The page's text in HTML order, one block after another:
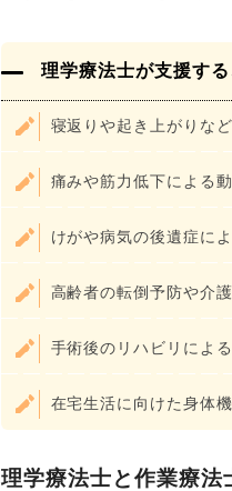
理学療法士が支援する
寝返りや起き上がりな
痛みや筋力低下による
けがや病気の後遺症に
高齢者の転倒予防や介
手術後のリハビリによ
在宅生活に向けた身体
理学療法士と作業療法